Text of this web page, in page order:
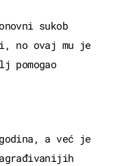
sukob
no ovaj mu je
pomogao
a već je